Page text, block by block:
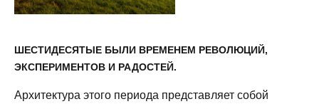
ШЕСТИДЕСЯТЫЕ БЫЛИ ВРЕМЕНЕМ РЕВОЛЮЦИЙ,
ЭКСПЕРИМЕНТОВ И РАДОСТЕЙ.
Архитектура этого периода представляет собой